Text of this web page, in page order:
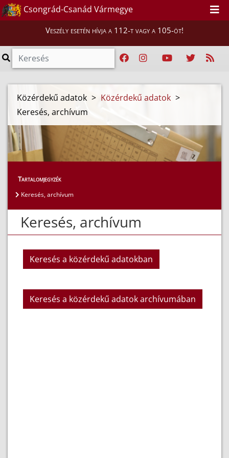
Csongrád-Csanád Vármegye
Veszély esetén hívja a 112-t vagy a 105-öt!
Közérdekű adatok > Közérdekű adatok >
Keresés, archívum
Tartalomjegyzék
Keresés, archívum
Keresés, archívum
Keresés a közérdekű adatokban
Keresés a közérdekű adatok archívumában